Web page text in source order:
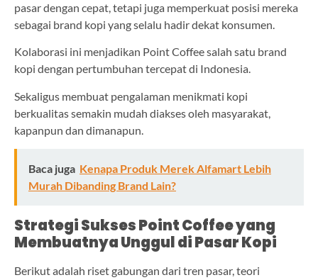
pasar dengan cepat, tetapi juga memperkuat posisi mereka
sebagai brand kopi yang selalu hadir dekat konsumen.
Kolaborasi ini menjadikan Point Coffee salah satu brand
kopi dengan pertumbuhan tercepat di Indonesia.
Sekaligus membuat pengalaman menikmati kopi
berkualitas semakin mudah diakses oleh masyarakat,
kapanpun dan dimanapun.
Baca juga Kenapa Produk Merek Alfamart Lebih
Murah Dibanding Brand Lain?
Strategi Sukses Point Coffee yang
Membuatnya Unggul di Pasar Kopi
Berikut adalah riset gabungan dari tren pasar, teori